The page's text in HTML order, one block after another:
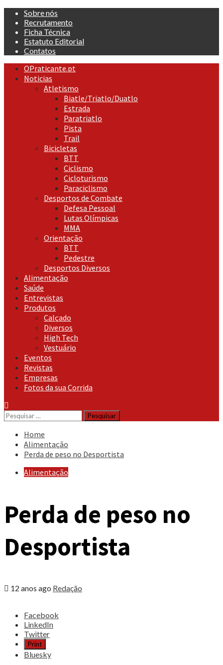
Skip
content
Sobre nós
Recrutamento
Ficha Técnica
Estatuto Editorial
Contatos
Primary
Menu
OPraticante.pt
Noticias
Atletismo
Biatle/Triatlo/Duatlo
Estrada
Paratriatlo
Pista
Trail
Bicicletas
BTT
Ciclismo
Cicloturismo
Paraciclismo
Desportos de Combate
Defesa Pessoal
Lutas Olímpicas
MMA
Orientação
BTT
Pedestre
Desportos Diversos
Alimentação
Saúde
Entrevistas
Produtos
Calçado
Diversos
High Tech
Vestuário
Eventos
Revistas
Empresas
Fotos da sua Corrida
Pesquisar
por:
Home
Alimentação
Perda de peso no Desportista
Alimentação
Perda de peso no
Desportista
12 anos ago Redação
Share
post
"Perda
Facebook
LinkedIn
Twitter
Print
Bluesky